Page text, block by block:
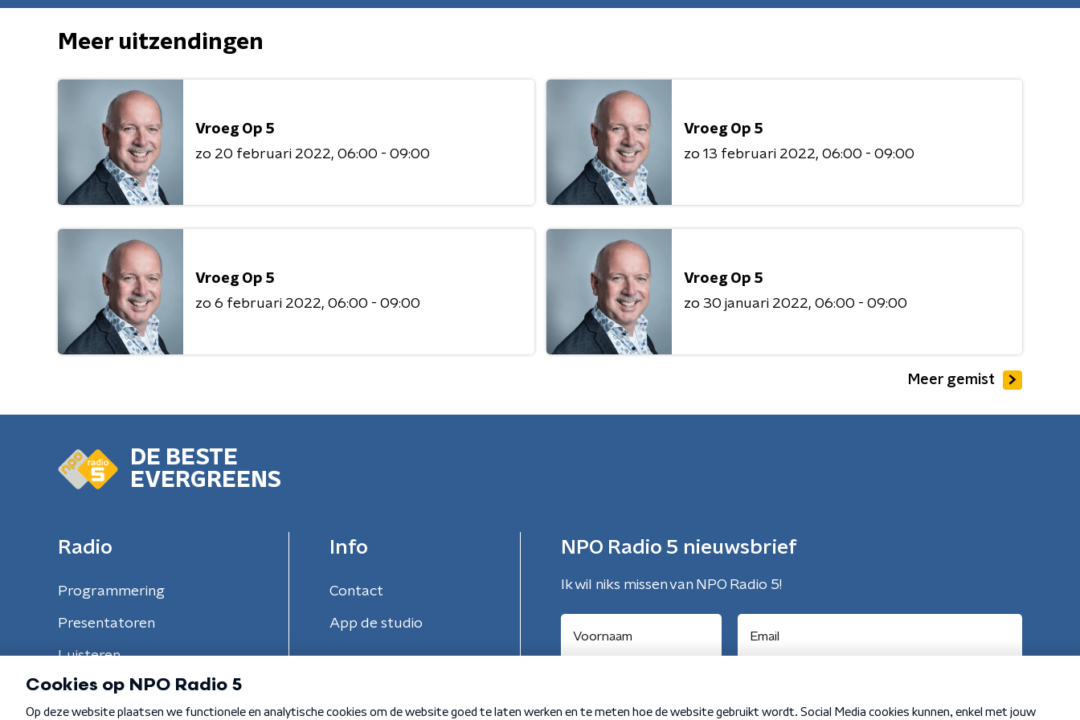
Meer uitzendingen
Vroeg Op 5
zo 20 februari 2022 06:00 - 09:00
Vroeg Op 5
zo 13 februari 2022 06:00 - 09:00
Vroeg Op 5
zo 6 februari 2022 06:00 - 09:00
Vroeg Op 5
zo 30 januari 2022 06:00 - 09:00
Meer gemist
DE BESTE
EVERGREENS
Radio
Programmering
Presentatoren
Luisteren
Info
Contact
App de studio
NPO Radio 5 nieuwsbrief
Ik wil niks missen van NPO Radio 5!